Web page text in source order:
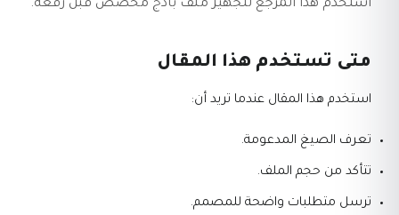
استخدم هذا المرجع لتجهيز ملف بادج مخصص قبل رفعه.
متى تستخدم هذا المقال
استخدم هذا المقال عندما تريد أن:
تعرف الصيغ المدعومة.
تتأكد من حجم الملف.
ترسل متطلبات واضحة للمصمم.